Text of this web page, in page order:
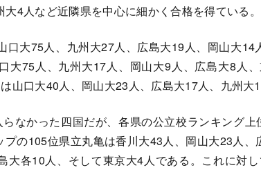
4人など近隣県を中心に細かく合格を得ている。
大75人、九州大27人、広島大19人、岡山大14
大75人、九州大17人、岡山大9人、広島大8人
山口大40人、岡山大23人、広島大17人、九州大
なかった四国だが、各県の公立校ランキング上
の105位県立丸亀は香川大43人、岡山大23人、
大各10人、そして東京大4人である。これに対し